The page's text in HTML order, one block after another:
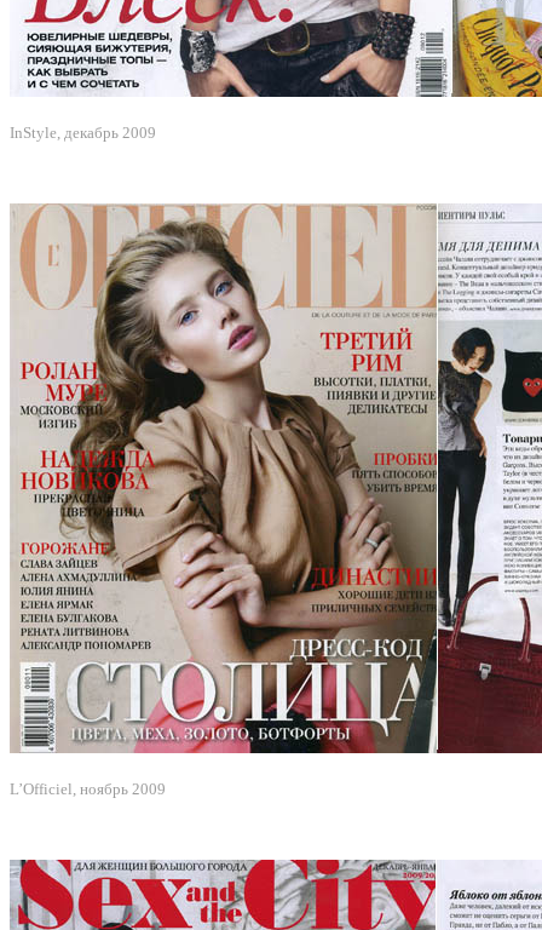
InStyle, декабрь 2009
L’Оfficiel, ноябрь 2009